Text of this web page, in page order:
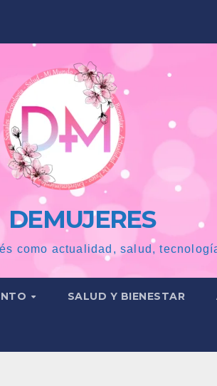
DEMUJERES
como actualidad, salud,
SALUD Y BIENESTAR